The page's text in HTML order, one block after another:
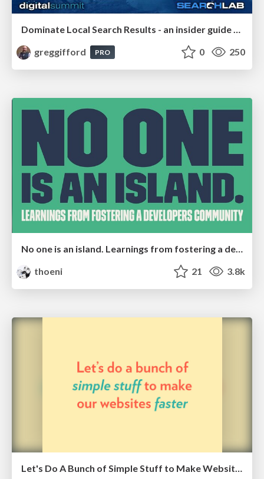
greggifford
PRO 0 250
No one is an island. Learnings from fostering a developers community.
thoeni
21 3.8k
Let's Do A Bunch of Simple Stuff to Make Websites Faster